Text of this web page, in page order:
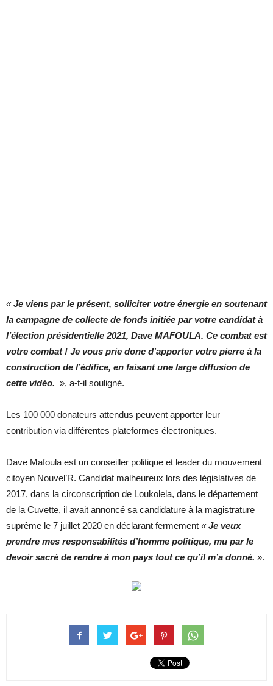
«Je viens par le présent, solliciter votre énergie en soutenant
la campagne de collecte de fonds initiée par votre candidat à
l’élection présidentielle 2021, Dave MAFOULA. Ce combat est
votre combat ! Je vous prie donc d’apporter votre pierre à la
construction de l’édifice, en faisant une large diffusion de
cette vidéo. », a-t-il souligné.
Les 100 000 donateurs attendus peuvent apporter leur
contribution via différentes plateformes électroniques.
Dave Mafoula est un conseiller politique et leader du mouvement
citoyen Nouvel’R. Candidat malheureux lors des législatives de
2017, dans la circonscription de Loukolela, dans le département
de la Cuvette, il avait annoncé sa candidature à la magistrature
suprême le 7 juillet 2020 en déclarant fermement «Je veux
prendre mes responsabilités d’homme politique, mu par le
devoir sacré de rendre à mon pays tout ce qu’il m’a donné. ».